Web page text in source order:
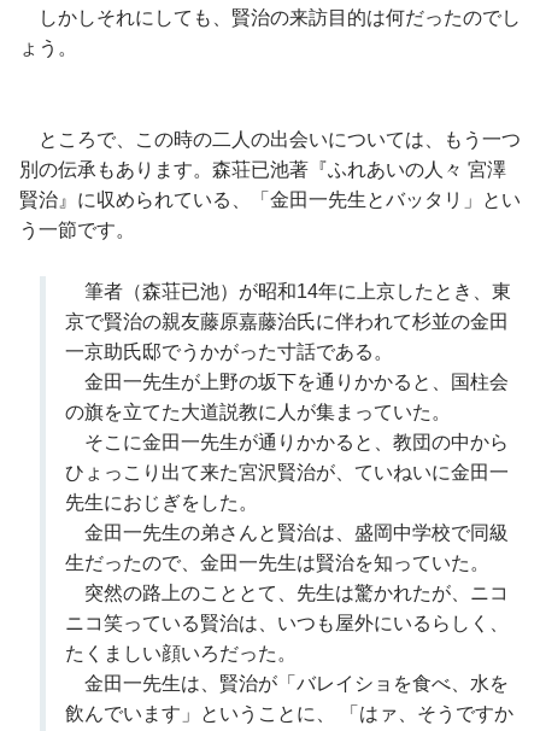
しかしそれにしても、賢治の来訪目的は何だったのでし
ょう。
ところで、この時の二人の出会いについては、もう一つ
別の伝承もあります。森荘已池著『ふれあいの人々 宮澤
賢治』に収められている、「金田一先生とバッタリ」とい
う一節です。
筆者（森荘已池）が昭和14年に上京したとき、東
京で賢治の親友藤原嘉藤治氏に伴われて杉並の金田
一京助氏邸でうかがった寸話である。
金田一先生が上野の坂下を通りかかると、国柱会
の旗を立てた大道説教に人が集まっていた。
そこに金田一先生が通りかかると、教団の中から
ひょっこり出て来た宮沢賢治が、ていねいに金田一
先生におじぎをした。
金田一先生の弟さんと賢治は、盛岡中学校で同級
生だったので、金田一先生は賢治を知っていた。
突然の路上のこととて、先生は驚かれたが、ニコ
ニコ笑っている賢治は、いつも屋外にいるらしく、
たくましい顔いろだった。
金田一先生は、賢治が「バレイショを食べ、水を
飲んでいます」ということに、 「はァ、そうですか